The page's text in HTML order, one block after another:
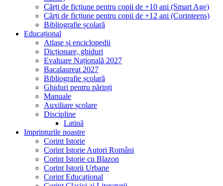
Cărți de ficțiune pentru copii de +10 ani (Smart Age)
Cărți de ficțiune pentru copii de +12 ani (Corinteens)
Bibliografie școlară
Educațional
Atlase și enciclopedii
Dicționare, ghiduri
Evaluare Națională 2027
Bacalaureat 2027
Bibliografie școlară
Ghiduri pentru părinți
Manuale
Auxiliare școlare
Discipline
Latină
Imprinturile noastre
Corint Istorie
Corint Istorie Autori Români
Corint Istorie cu Blazon
Corint Istorii Urbane
Corint Educațional